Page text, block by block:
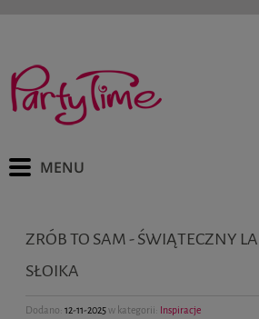
ZRÓB TO SAM - ŚWIĄTECZNY
SŁOIKA
Dodano: 12-11-2025w kategorii: Inspiracje